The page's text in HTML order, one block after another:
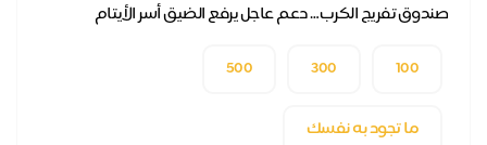
صندوق تفريج الكرب… دعم عاجل يرفع الضيق أسر الأيتام
ما تجود به نفسك